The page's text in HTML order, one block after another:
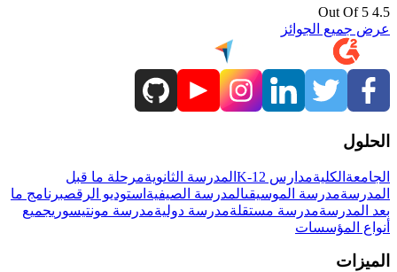
4.5 Out Of 5
عرض جميع الجوائز
الحلول
الجامعة الكليةمدارس K-12 المدرسة الثانويةمرحلة ما قبل
المدرسةمدرسة الموسيقىالمدرسة الصيفية استوديو الرقصبرنامج ما
بعد المدرسةمدرسة مستقلةمدرسة دوليةمدرسة مونتيسوريجميع
أنواع المؤسسات
الميزات